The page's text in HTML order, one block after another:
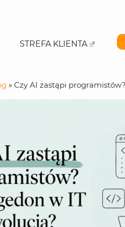
STREFA KLIENTA
» Czy AI zastąpi